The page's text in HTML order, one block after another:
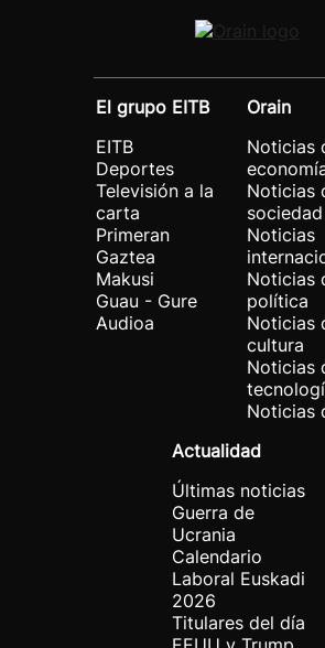
El grupo EITB
EITB
Deportes
Televisión a la
carta
Primeran
Gaztea
Makusi
Guau - Gure
Audioa
Orain
Noticias
Noticias
sociedad
Noticias
Noticias
política
Noticias
cultura
Noticias
Noticias
Actualidad
Últimas noticias
Guerra de
Ucrania
Calendario
Laboral Euskadi
2026
Titulares del día